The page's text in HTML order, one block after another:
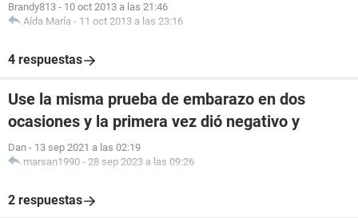
Brandy813 - 10 oct 2013 a las 21:46
Aída María - 11 oct 2013 a las 23:16
4 respuestas
Use la misma prueba de embarazo en dos
ocasiones y la primera vez dió negativo y
Dan - 13 sep 2021 a las 02:19
marsan1990 - 28 sep 2023 a las 09:26
2 respuestas